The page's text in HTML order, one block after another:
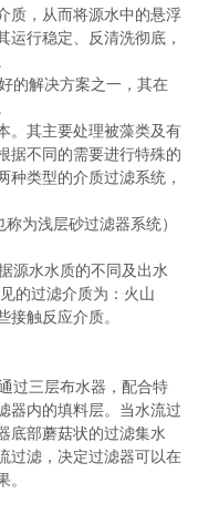
，从而将源水中的悬浮
运行稳定、反清洗彻底，
的解决方案之一，其在
。其主要处理被藻类及有
据不同的需要进行特殊的
种类型的介质过滤系统，
为浅层砂过滤器系统）
源水水质的不同及出水
的过滤介质为：火山
触反应介质。
过三层布水器，配合特
器内的填料层。当水流过
底部蘑菇状的过滤集水
过滤，决定过滤器可以在
。